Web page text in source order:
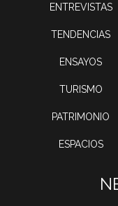
ENTREVISTAS
TENDENCIAS
ENSAYOS
TURISMO
PATRIMONIO
ESPACIOS